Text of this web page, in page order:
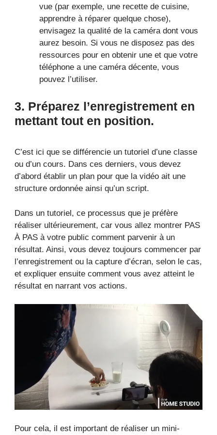
vue (par exemple, une recette de cuisine,
apprendre à réparer quelque chose),
envisagez la qualité de la caméra dont vous
aurez besoin. Si vous ne disposez pas des
ressources pour en obtenir une et que votre
téléphone a une caméra décente, vous
pouvez l’utiliser.
3. Préparez l’enregistrement en
mettant tout en position.
C’est ici que se différencie un tutoriel d’une classe
ou d’un cours. Dans ces derniers, vous devez
d’abord établir un plan pour que la vidéo ait une
structure ordonnée ainsi qu’un script.
Dans un tutoriel, ce processus que je préfère
réaliser ultérieurement, car vous allez montrer PAS
À PAS à votre public comment parvenir à un
résultat. Ainsi, vous devez toujours commencer par
l’enregistrement ou la capture d’écran, selon le cas,
et expliquer ensuite comment vous avez atteint le
résultat en narrant vos actions.
Pour cela, il est important de réaliser un mini-